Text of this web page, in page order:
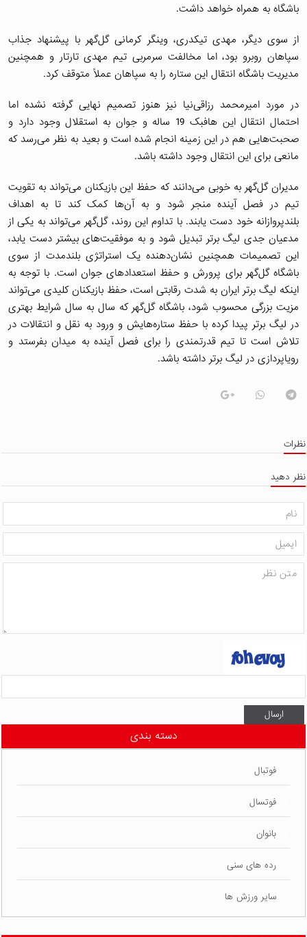
باشگاه به همراه خواهد داشت.
از سوی دیگر، مهدی تیکدری، وینگر کرمانی گل‌گهر با پیشنهاد جذاب
سپاهان روبرو بود، اما مخالفت سرمربی تیم مهدی تارتار و همچنین
مدیریت باشگاه انتقال این ستاره را به سپاهان عملاً متوقف کرد.
در مورد امیرمحمد رزاقی‌نیا نیز هنوز تصمیم نهایی گرفته نشده اما
احتمال انتقال این هافبک 19 ساله و جوان به استقلال وجود دارد و
صحبت‌هایی هم در این زمینه انجام شده است و بعید به نظر می‌رسد که
مانعی برای این انتقال وجود داشته باشد.
مدیران گل‌گهر به خوبی می‌دانند که حفظ این بازیکنان می‌تواند به تقویت
تیم در فصل آینده منجر شود و به آن‌ها کمک کند تا به اهداف
بلندپروازانه خود دست یابند. با تداوم این روند، گل‌گهر می‌تواند به یکی از
مدعیان جدی لیگ برتر تبدیل شود و به موفقیت‌های بیشتر دست یابد،
این تصمیمات همچنین نشان‌دهنده یک استراتژی بلندمدت از سوی
باشگاه گل‌گهر برای پرورش و حفظ استعدادهای جوان است. با توجه به
اینکه لیگ برتر ایران به شدت رقابتی است، حفظ بازیکنان کلیدی می‌تواند
مزیت بزرگی محسوب شود، باشگاه گل‌گهر که سال به سال شرایط بهتری
در لیگ برتر پیدا کرده با حفظ ستاره‌هایش و ورود به نقل و انتقالات در
تلاش است تا تیم قدرتمندی را برای فصل آینده به میدان بفرستد و
رویاپردازی‌ در لیگ برتر داشته باشد.
نظرات
نظر دهید
ارسال
دسته بندی
فوتبال
فوتسال
بانوان
رده های سنی
سایر ورزش ها